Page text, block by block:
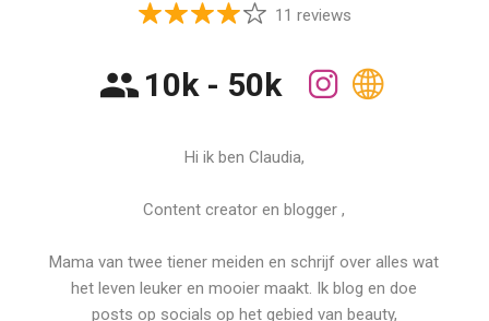
11 reviews
10k - 50k
Hi ik ben Claudia,
Content creator en blogger ,
Mama van twee tiener meiden en schrijf over alles wat
het leven leuker en mooier maakt. Ik blog en doe
posts op socials op het gebied van beauty,